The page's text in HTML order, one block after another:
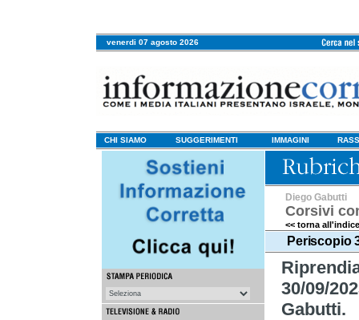
venerdi 07 agosto 2026
CHI SIAMO SUGGERIMENTI IMMAGINI
Diego Gabutti
Corsivi
<< torna
Periscopio
30/09/
Gabutti.